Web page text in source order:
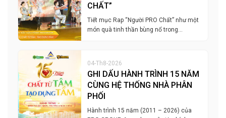
CHẤT”
Tiết mục Rap “Người PRO Chất” như một
món quà tinh thần bùng nổ trong…
04-Th8-2026
GHI DẤU HÀNH TRÌNH 15 NĂM
CÙNG HỆ THỐNG NHÀ PHÂN
PHỐI
Hành trình 15 năm (2011 – 2026) của